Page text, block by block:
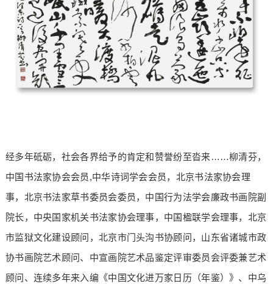
经多年砥砺，社会各界给予的肯定和赞誉纷至沓来……柳清芬，
中国书法家协会会员,中华诗词学会会员，北京书法家协会理
事，北京书法家草书委员会委员，中国行为法学会廉政书画院副
院长，中央国家机关书法家协会理事，中国楹联学会理事，北京
市监狱文化建设顾问，北京市门头沟书协顾问，山东省诸城市政
协书画院艺术顾问、中宣画院艺术品鉴定评审委员会评委兼艺术
顾问、连续多年来入编《中国文化进万家日历（年鉴）》、中乌